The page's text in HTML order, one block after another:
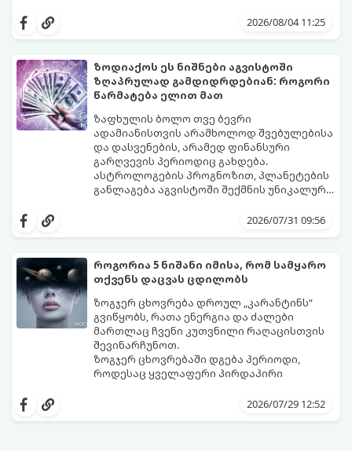
ყველაზე ბედნიერი თვე აღმოჩნდება.
2026/08/04 11:25
ზოდიაქოს ეს ნიშნები აგვისტოში
ზღაპრულად გამდიდრდებიან: როგორი
წარმატება ელით მათ
ზაფხულის ბოლო თვე ბევრი
ადამიანისთვის არამხოლოდ შვებულებისა
და დასვენების, არამედ ფინანსური
გარღვევის პერიოდიც გახდება.
ასტროლოგების პროგნოზით, პლანეტების
განლაგება აგვისტოში შექმნის უნიკალურ
ზოდიაქოს 4 ნიშანს ფინანსური წარმატების
შორის, ვისაც აგვისტოში ფინანსური
2026/07/31 09:56
როგორია 5 ნიშანი იმისა, რომ სამყარო
თქვენს დაცვას ცდილობს
ზოგჯერ ცხოვრება დროულ „კარანტინს“
გვიწყობს, რათა ენერგია და ძალები
მართლაც ჩვენი კუთვნილი რაღაცისთვის
შევინარჩუნოთ.
ზოგჯერ ცხოვრებაში დგება პერიოდი,
როდესაც ყველაფერი პირდაპირი
იშლება მნიშვნელოვანი გარიგებები,
2026/07/29 12:52